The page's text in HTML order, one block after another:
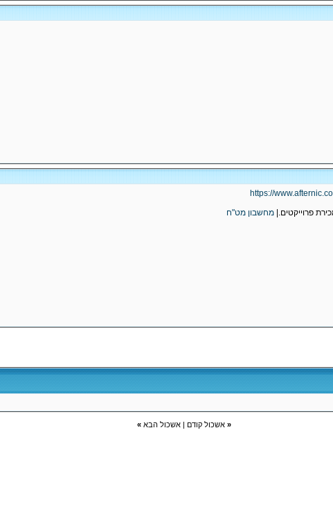
https://
פרוייקטים.| מחשבון מט"ח
« אשכול קודם | אשכול הבא »